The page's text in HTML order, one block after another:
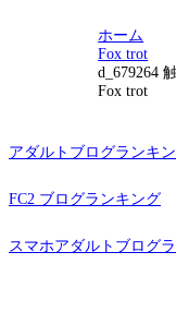
ホーム
Fox trot
d_679264
Fox trot
アダルトブログランキ
FC2 ブログランキング
スマホアダルトブログ